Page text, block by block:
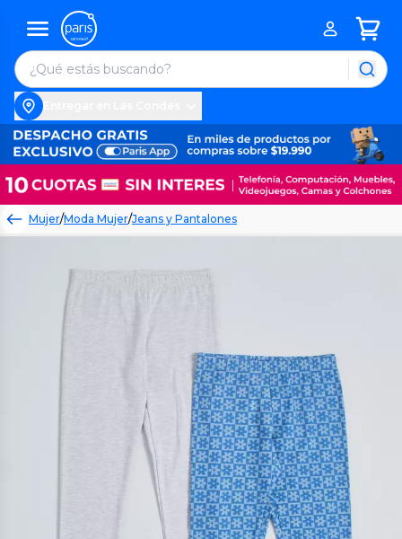
Mujer/Moda Mujer/Jeans y Pantalones